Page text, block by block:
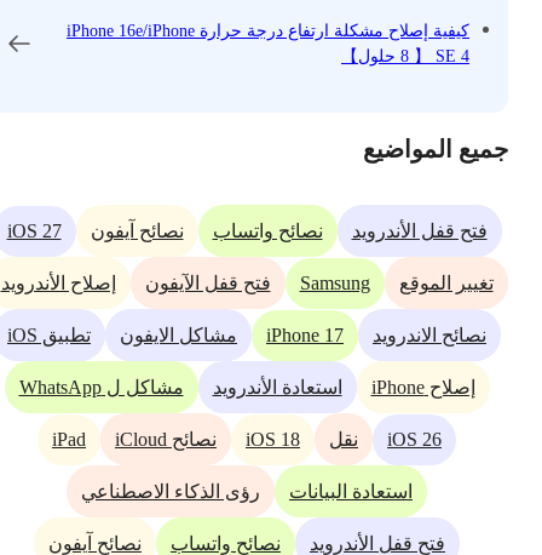
كيفية إصلاح مشكلة ارتفاع درجة حرارة iPhone 16e/iPhone
SE 4 【 8 حلول】
جميع المواضيع
فتح قفل الأندرويد نصائح واتساب نصائح آيفون iOS 27
تغيير الموقع Samsung فتح قفل الآيفون إصلاح الأندرويد
نصائح الاندرويد iPhone 17 مشاكل الايفون تطبيق iOS
إصلاح iPhone استعادة الأندرويد مشاكل ل WhatsApp
iOS 26 نقل iOS 18 نصائح iCloud iPad
استعادة البيانات رؤى الذكاء الاصطناعي
فتح قفل الأندرويد نصائح واتساب نصائح آيفون